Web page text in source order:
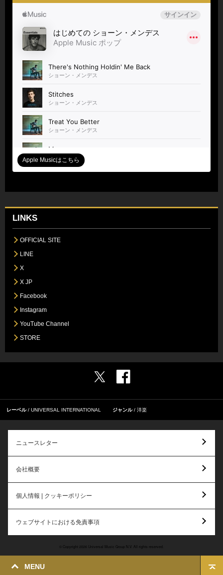
MENU
Apple Musicはこちら
LINKS
OFFICIAL SITE
LINE
X
X JP
Facebook
Instagram
YouTube Channel
STORE
レーベル UNIVERSAL INTERNATIONAL ジャンル 洋楽
ニュースレター
会社概要
個人情報 | クッキーポリシー
ウェブサイトにおける免責事項
© Copyright 2026 Universal Music Group N.V. All rights reserved.